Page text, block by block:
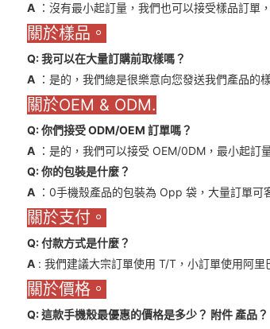
A ：沒有最小起訂量，我們也可以接受樣品訂單
關於樣品。
Q: 我可以在大量訂購前取樣嗎？
A ：是的，我們總是很樂意向您發送我們產品的
關於OEM & ODM.
Q: 你們接受 ODM/OEM 訂單嗎？
A ：是的，我們可以接受 OEM/0DM，最小起訂
Q: 你的包裝是什麼？
A ：0手機殼產品的包裝為 Opp 袋，大量訂單
關於支付。
Q: 付款方式是什麼？
A : 我們建議大宗訂單使用 T/T，小訂單使用阿里
關於價格。
Q: 這款手機殼最優惠的價格是多少？ 附件 產品？